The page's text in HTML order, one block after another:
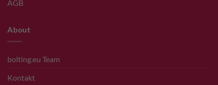
AGB
About
bolting.eu Team
Kontakt